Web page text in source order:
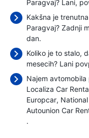
Paragvaj? Lani,
Kakšna je
Paragvaj? Zadnji
dan.
Koliko je to stalo,
mesecih? Lani
Najem
Localiza Car
Europcar
Autounion Car
.